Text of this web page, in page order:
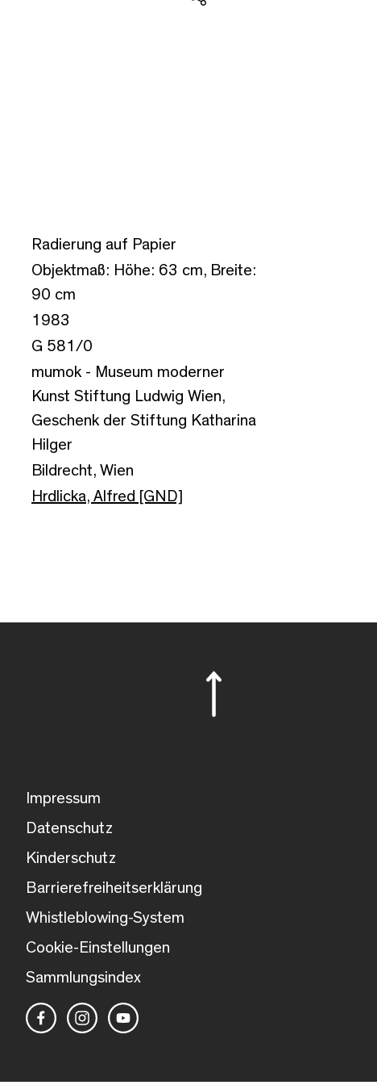
Radierung auf Papier
Objektmaß: Höhe: 63 cm, Breite:
90 cm
1983
G 581/0
mumok - Museum moderner
Kunst Stiftung Ludwig Wien,
Geschenk der Stiftung Katharina
Hilger
Bildrecht, Wien
Hrdlicka, Alfred [GND]
Impressum
Datenschutz
Kinderschutz
Barrierefreiheitserklärung
Whistleblowing-System
Cookie-Einstellungen
Sammlungsindex